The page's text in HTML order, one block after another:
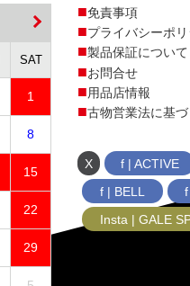
SAT
1
8
15
22
29
免責事項
プライバシーポ
製品保証について
お問合せ
用品店情報
古物営業法に基
X f | ACTIVE
f | BELL
Insta | GALE